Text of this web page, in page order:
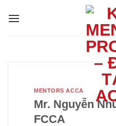
qua
MENTORS ACCA
Mr. Nguyễn
FCCA